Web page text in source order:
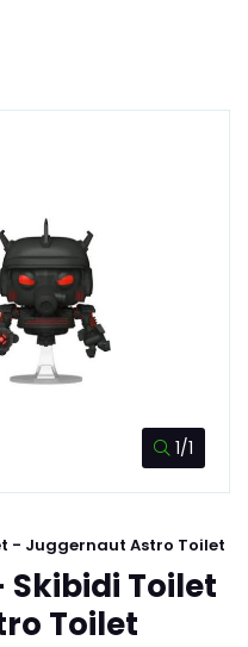
1/1
- Juggernaut Astro Toilet
Toilet
Toilet